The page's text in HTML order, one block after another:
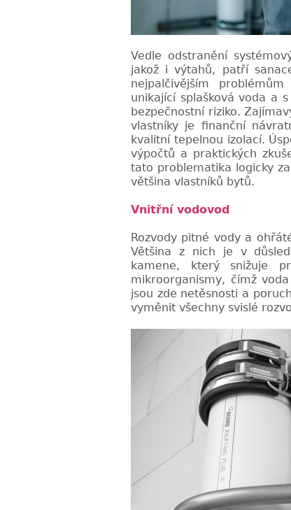
Vedle odstranění
jakož i výtahů, patří
nejpalčivějším
unikající splašková voda a
bezpečnostní riziko.
vlastníky je finanční
kvalitní tepelnou izolací.
výpočtů a praktických
tato problematika logicky
většina vlastníků bytů.
Vnitřní vodovod
Rozvody pitné vody a
Většina z nich je v
kamene, který snižuje
mikroorganismy, čímž
jsou zde netěsnosti a
vyměnit všechny svislé